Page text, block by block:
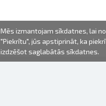
Mēs izmantojam sīkdatnes, lai
"Piekrītu", jūs apstiprināt, ka
izdzēšot saglabātās sīkdatnes.